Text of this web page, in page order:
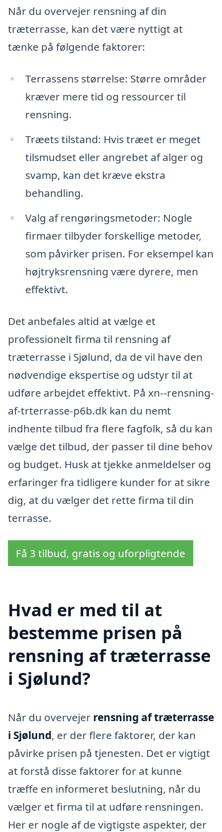
Når du overvejer rensning af din
træterrasse, kan det være nyttigt at
tænke på følgende faktorer:
Terrassens størrelse: Større områder
kræver mere tid og ressourcer til
rensning.
Træets tilstand: Hvis træet er meget
tilsmudset eller angrebet af alger og
svamp, kan det kræve ekstra
behandling.
Valg af rengøringsmetoder: Nogle
firmaer tilbyder forskellige metoder,
som påvirker prisen. For eksempel kan
højtryksrensning være dyrere, men
effektivt.
Det anbefales altid at vælge et
professionelt firma til rensning af
træterrasse i Sjølund, da de vil have den
nødvendige ekspertise og udstyr til at
udføre arbejdet effektivt. På xn--rensning-
af-trterrasse-p6b.dk kan du nemt
indhente tilbud fra flere fagfolk, så du kan
vælge det tilbud, der passer til dine behov
og budget. Husk at tjekke anmeldelser og
erfaringer fra tidligere kunder for at sikre
dig, at du vælger det rette firma til din
terrasse.
Få 3 tilbud, gratis og uforpligtende
Hvad er med til at
bestemme prisen på
rensning af træterrasse
i Sjølund?
Når du overvejer rensning af træterrasse
i Sjølund, er der flere faktorer, der kan
påvirke prisen på tjenesten. Det er vigtigt
at forstå disse faktorer for at kunne
træffe en informeret beslutning, når du
vælger et firma til at udføre rensningen.
Her er nogle af de vigtigste aspekter, der